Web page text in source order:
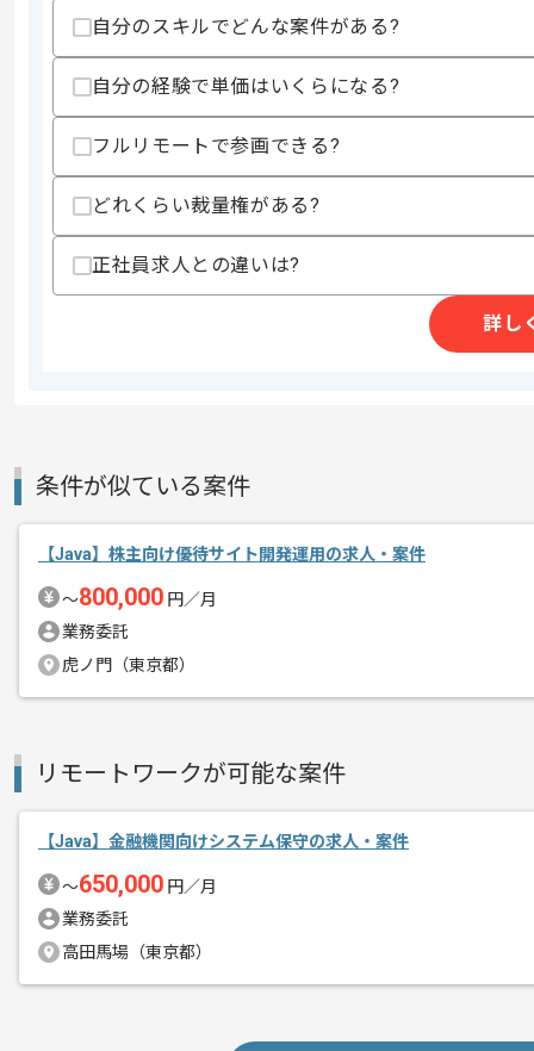
・APIの実装や外部連携の経験
・Gitを使用したチームでの開発経験
・AWS環境下での開発経験
歓迎スキル
・ミドルウェアの更改やバージョンア
・AIツールを活用した開発経験
・テストケース作成やテストコード生成
・技術的な調査や検証を行った経験
上記に似た経験やスキルをお持ちであれば
支払いサイト
その他募集要項
エージェントからのコ
メント
銀行向けスマホアプリのサービスを展
自分のスキルでどんな案件がある?
自分の経験で単価はいくらになる?
フルリモートで参画できる?
どれくらい裁量権がある?
正社員求人との違いは?
詳し
条件が似ている案件
【Java】株主向け優待サイト開発運用の求人・案件
〜800,000 円／月
業務委託
虎ノ門（東京都）
リモートワークが可能な案件
【Java】金融機関向けシステム保守の求人・案件
〜650,000 円／月
業務委託
高田馬場（東京都）